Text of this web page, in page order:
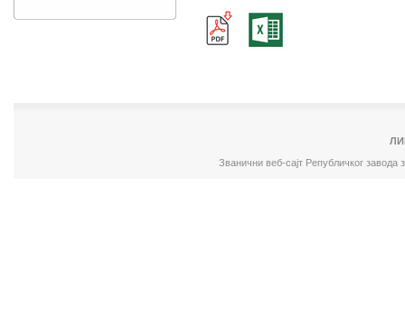
Званични веб-сајт Републичког